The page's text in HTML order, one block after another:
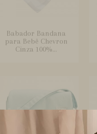
Babador Bandana
para Bebê Chevron
Cinza 100%...